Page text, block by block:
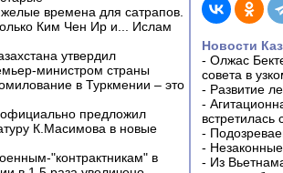
времена для сатрапов.
Ким Чен Ир и... Ислам
утвердил
министром страны
в Туркмении – это
предложил
К.Масимова в новые
"контрактникам" в
Новости
- Олжас
совета в
- Развитие
-
встретилась
-
-
- Из